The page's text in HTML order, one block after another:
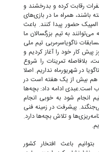
نفرات رقابت کرده و بدرخشند و
باشند، همراه ما در بازی‌های
حضور پیدا کنند. باعث
به تیم بزرگسالان ما
ناگویاسرمربی تیم ملی
در مورد شرایط اردو گفت: حدود ۱۴ روز پیش کار خود را آغاز کردیم و
بلافاصله تمرینات را شروع
در شهریورماه نداریم. اصلا
هم بیش از یک هفته است در
است.عبدی ادامه داد: بچه‌ها
انجام شود به خوبی انجام
پیشرفت در زمینه فنی
و تلاش بچه‌ها دارد‌.
باعث افتخار کشور